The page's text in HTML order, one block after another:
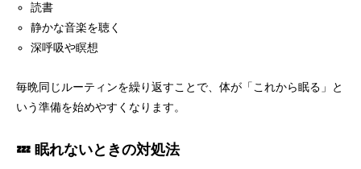
読書
静かな音楽を聴く
深呼吸や瞑想
毎晩同じルーティンを繰り返すことで、体が「これから眠る」と
いう準備を始めやすくなります。
💤 眠れないときの対処法